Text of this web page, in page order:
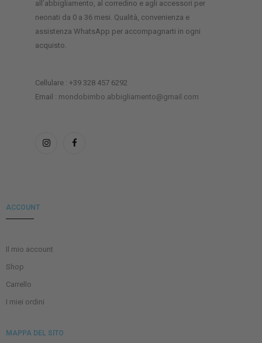
all’abbigliamento, al corredino e agli accessori per
neonati da 0 a 36 mesi. Qualità, convenienza e
assistenza WhatsApp per accompagnarti in ogni
acquisto.
Cellulare : +39 328 457 6292
Email : mondobimbo.abbigliamento@gmail.com
ACCOUNT
Il mio account
Shop
Carrello
I miei ordini
MAPPA DEL SITO